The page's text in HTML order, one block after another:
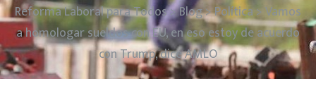
Reforma Laboral para Todos>Blog>Política>Vamos
a homologar sueldos con EU, en eso estoy de acuerdo
con Trump, dice AMLO